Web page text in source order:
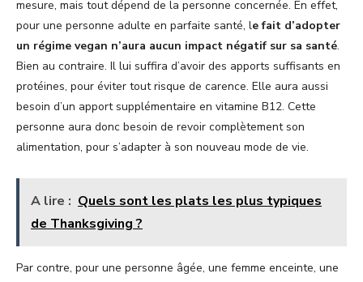
mesure, mais tout dépend de la personne concernée. En effet,
pour une personne adulte en parfaite santé, le fait d’adopter
un régime vegan n’aura aucun impact négatif sur sa santé.
Bien au contraire. Il lui suffira d’avoir des apports suffisants en
protéines, pour éviter tout risque de carence. Elle aura aussi
besoin d’un apport supplémentaire en vitamine B12. Cette
personne aura donc besoin de revoir complètement son
alimentation, pour s’adapter à son nouveau mode de vie.
A lire : Quels sont les plats les plus typiques
de Thanksgiving ?
Par contre, pour une personne âgée, une femme enceinte, une